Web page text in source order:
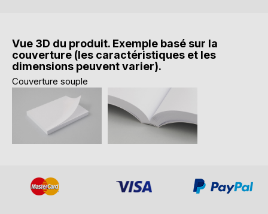
Vue 3D du produit. Exemple basé sur la
couverture (les caractéristiques et les
dimensions peuvent varier).
Couverture souple